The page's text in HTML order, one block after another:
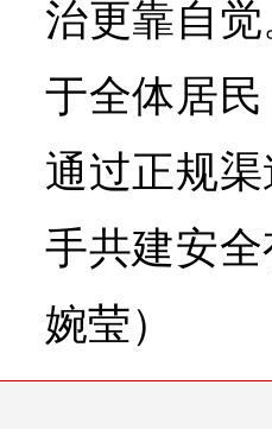
治更靠自
于全体居
通过正规
手共建安
婉莹）